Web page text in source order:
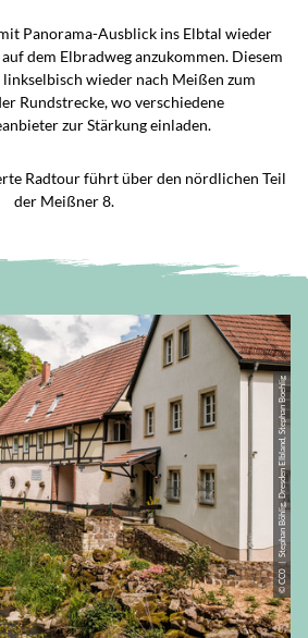
Panorama-Ausblick ins Elbtal wieder
dem Elbradweg anzukommen. Diesem
wieder nach Meißen zum
Rundstrecke, wo verschiedene
zur Stärkung einladen.
Radtour führt über den nördlichen Teil
der Meißner 8.
© CC0 | Stephan Böhlig, Dresden Elbland, Stephan Boehlig